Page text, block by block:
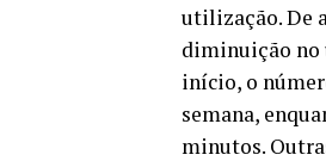
utilização. De
diminuição no
início, o
semana,
minutos.